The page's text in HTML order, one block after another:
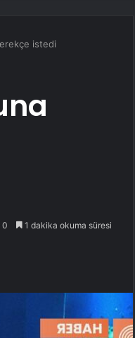
istedi
0 1 dakika okuma süresi